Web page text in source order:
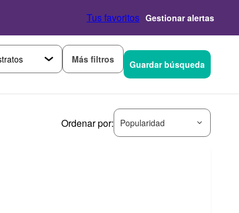
Tus favoritos Gestionar alertas
Más filtros Guardar búsqueda
Ordenar por: Popularidad